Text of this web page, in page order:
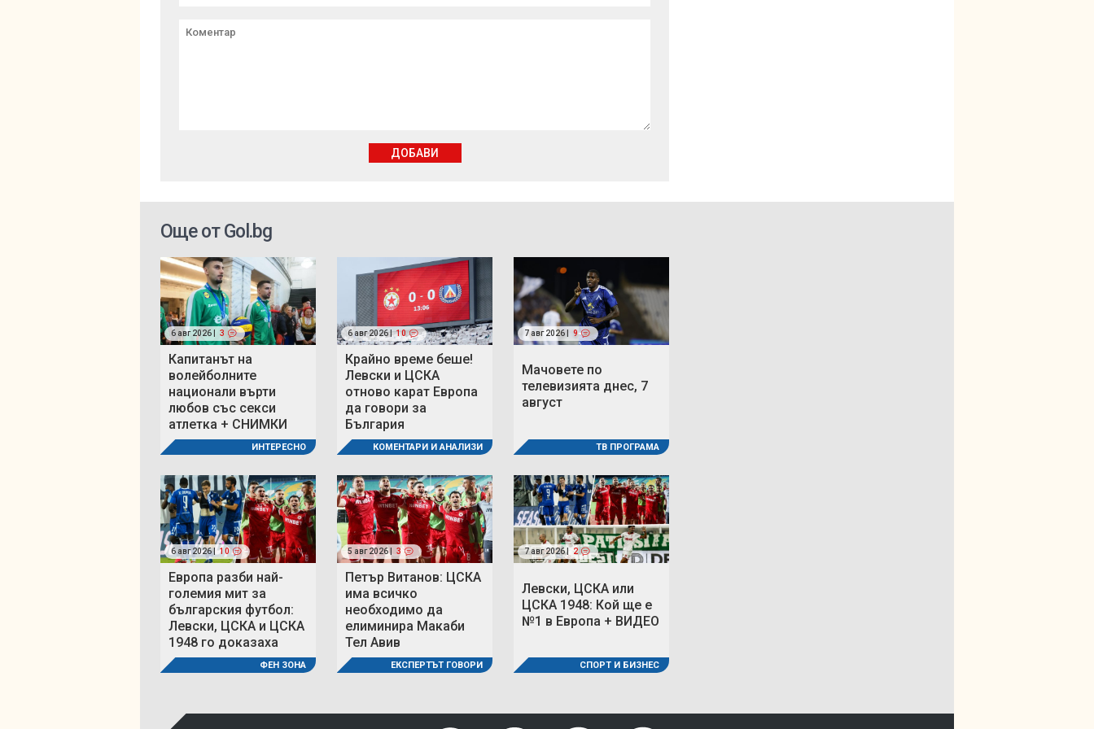
ДОБАВИ
Още от Gol.bg
6 авг 2026 | 3
Капитанът на
волейболните
национали върти
любов със секси
атлетка + СНИМКИ
ИНТЕРЕСНО
6 авг 2026 | 10
Крайно време беше!
Левски и ЦСКА
отново карат Европа
да говори за
България
КОМЕНТАРИ И АНАЛИЗИ
7 авг 2026 | 9
Мачовете по
телевизията днес, 7
август
ТВ ПРОГРАМА
6 авг 2026 | 10
Европа разби най-
големия мит за
българския футбол:
Левски, ЦСКА и ЦСКА
1948 го доказаха
ФЕН ЗОНА
5 авг 2026 | 3
Петър Витанов: ЦСКА
има всичко
необходимо да
елиминира Макаби
Тел Авив
ЕКСПЕРТЪТ ГОВОРИ
7 авг 2026 | 2
Левски, ЦСКА или
ЦСКА 1948: Кой ще е
№1 в Европа + ВИДЕО
СПОРТ И БИЗНЕС